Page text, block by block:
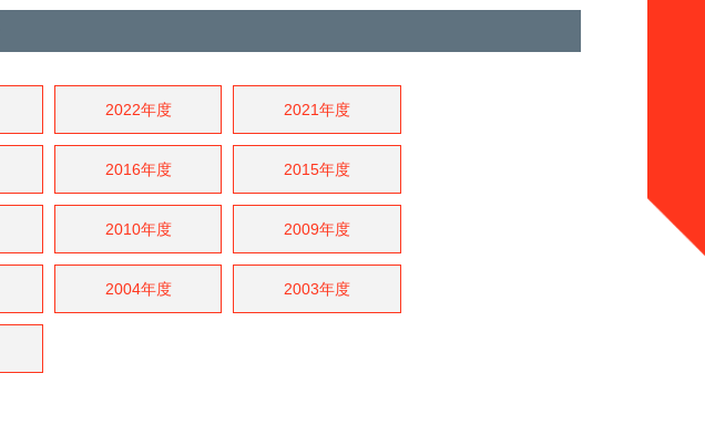
2022年度 2021年度
2016年度 2015年度
2010年度 2009年度
2004年度 2003年度